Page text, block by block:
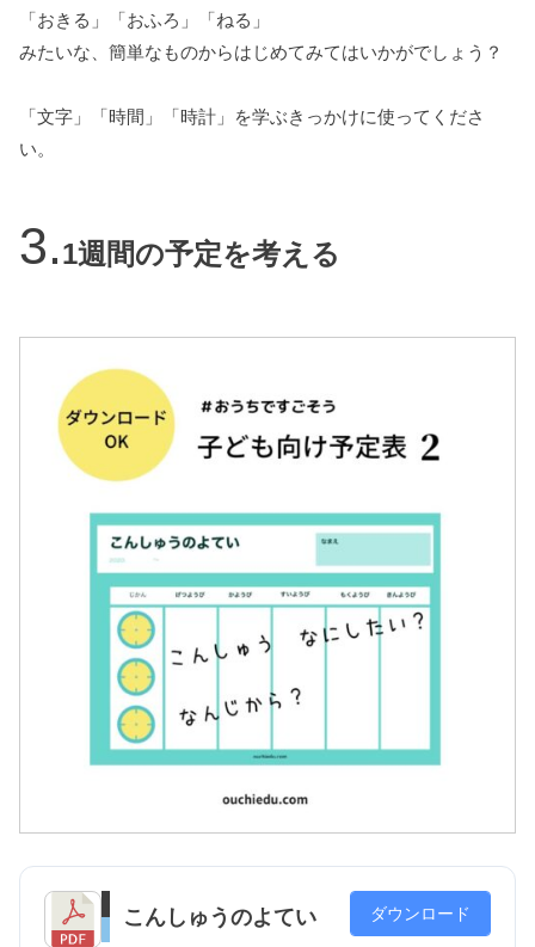
「おきる」「おふろ」「ねる」
みたいな、簡単なものからはじめてみてはいかがでしょう？
「文字」「時間」「時計」を学ぶきっかけに使ってくださ
い。
1週間の予定を考える
こんしゅうのよてい ダウンロード